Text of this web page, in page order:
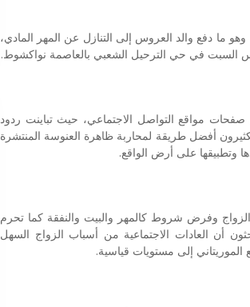
ما دفع والد العروس إلى التنازل عن المهر المادي،
السبت في حي الترحيل الشعبي بالعاصمة نواكشوط.
مواقع التواصل الاجتماعي، حيث تباينت ردود
أفضل طريقة لمحاربة ظاهرة العنوسة المنتشرة
وتطبيقها على أرض الواقع.
الزواج وفرض شروط كالمهر والبيت والنفقة كما تحرم
أن العادات الاجتماعية من أسباب الزواج السهل
إلى مستويات قياسية.